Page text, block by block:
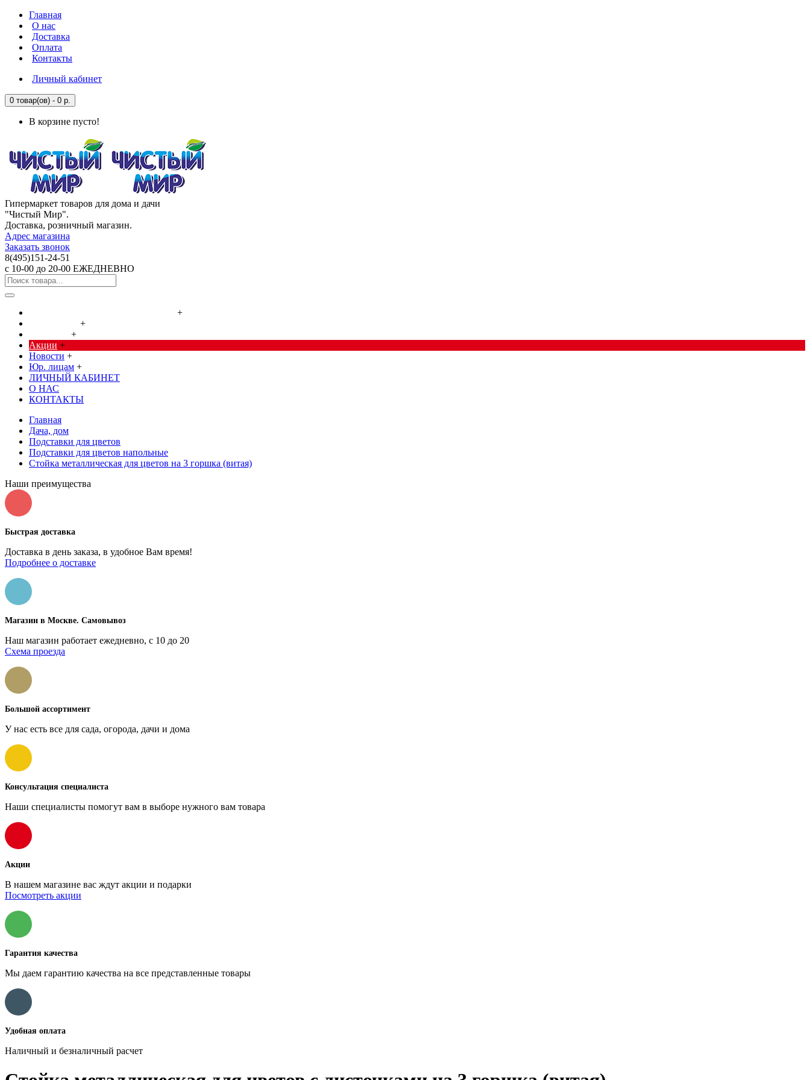
Главная
О нас
Доставка
Оплата
Контакты
Личный кабинет
0 товар(ов) - 0 р.
В корзине пусто!
Гипермаркет товаров для дома и дачи
"Чистый Мир".
Доставка, розничный магазин.
Адрес магазина
Заказать звонок
8(495)151-24-51
с 10-00 до 20-00 ЕЖЕДНЕВНО
+
+
+
Акции +
Новости +
Юр. лицам +
ЛИЧНЫЙ КАБИНЕТ
О НАС
КОНТАКТЫ
Главная
Дача, дом
Подставки для цветов
Подставки для цветов напольные
Стойка металлическая для цветов на 3 горшка (витая)
Наши преимущества
Быстрая доставка
Доставка в день заказа, в удобное Вам время!
Подробнее о доставке
Магазин в Москве. Самовывоз
Наш магазин работает ежедневно, с 10 до 20
Схема проезда
Большой ассортимент
У нас есть все для сада, огорода, дачи и дома
Консультация специалиста
Наши специалисты помогут вам в выборе нужного вам товара
Акции
В нашем магазине вас ждут акции и подарки
Посмотреть акции
Гарантия качества
Мы даем гарантию качества на все представленные товары
Удобная оплата
Наличный и безналичный расчет